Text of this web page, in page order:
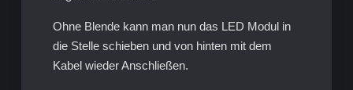
Ohne Blende kann man nun das LED Modul in
die Stelle schieben und von hinten mit dem
Kabel wieder Anschließen.